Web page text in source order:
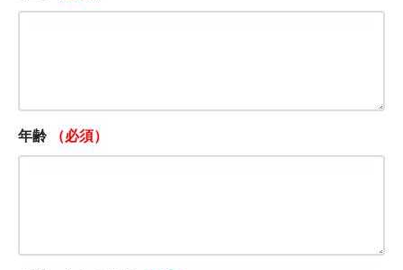
年齢 （必須）